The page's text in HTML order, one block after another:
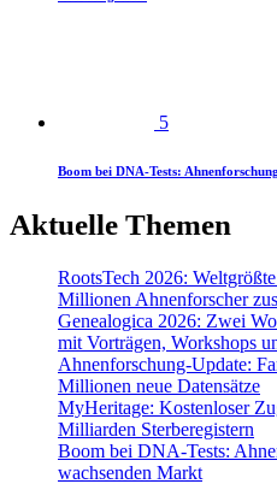
5
Boom bei DNA-Tests:
Aktuelle Themen
RootsTech 2026:
Millionen Ahnenforscher
Genealogica 2026: Zwei
mit Vorträgen, Workshops
Ahnenforschung-Update:
Millionen neue Datensätze
MyHeritage: Kostenloser
Milliarden Sterberegistern
Boom bei DNA-Tests:
wachsenden Markt